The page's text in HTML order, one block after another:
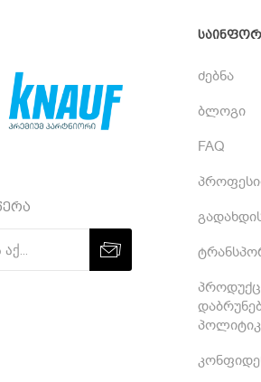
ძებნა
ბლოგი
FAQ